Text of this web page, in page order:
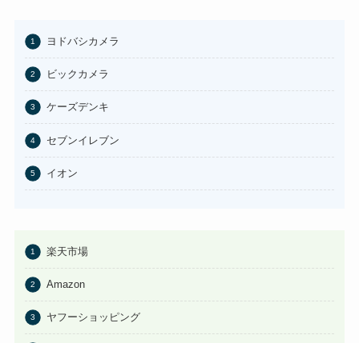
あわせて読みたい
る？コンビニに売ってる？ネット
通販が確実？
ヨドバシカメラ
ビックカメラ
ケーズデンキ
セブンイレブン
イオン
楽天市場
Amazon
ヤフーショッピング